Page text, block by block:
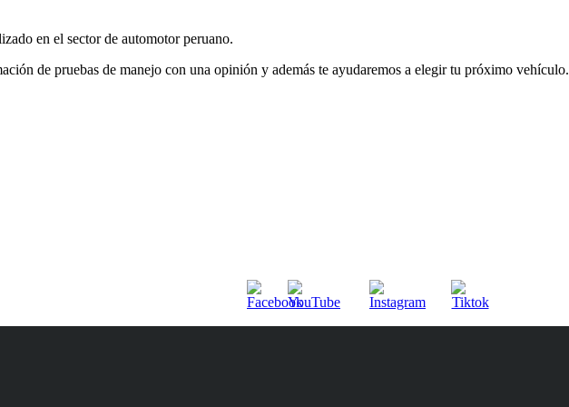
en el sector de automotor peruano.
de pruebas de manejo con una opinión y además te ayudaremos a elegir tu próximo